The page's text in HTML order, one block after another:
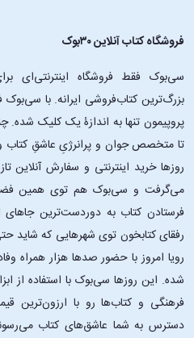
فروشگاه کتاب آنلاین ۳۰بوک
سی‌بوک فقط فروشگاه اینترنتی‌ای
بزرگ‌ترین کتاب‌فروشی ایرانه. با
تا متخصص جوان و پرانرژیِ عاشقِ کتاب
روزها خرید اینترنتی و سفارش آنلاین
می‌گرفت و سی‌بوک هم توی همین
فرستادن کتاب به دوردست‌ترین جاهای
رفقای کتابخون توی شهرهایی که
رویا امروز با حضور صدها هزار همراه
شده. این ‌روزها سی‌بوک با استفاده از
فرهنگی و کتاب‌ها رو با ارزون‌ترین
دسترس به شما عاشق‌های کتاب